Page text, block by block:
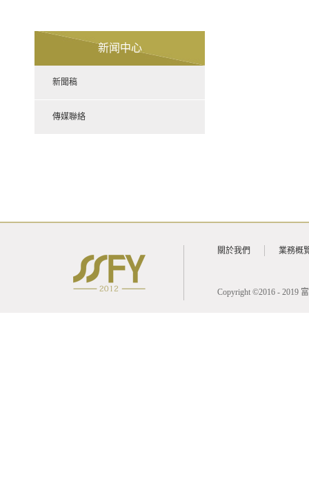
新闻中心
新聞稿
傳媒聯絡
關於我們 業務概
Copyright ©2016 - 2019